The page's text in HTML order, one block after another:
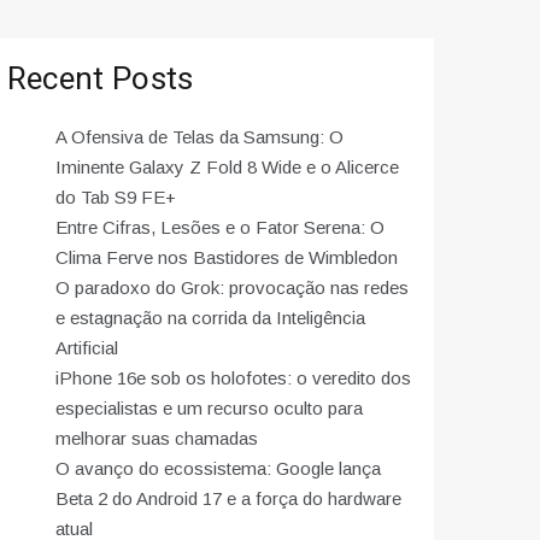
Recent Posts
A Ofensiva de Telas da Samsung: O
Iminente Galaxy Z Fold 8 Wide e o Alicerce
do Tab S9 FE+
Entre Cifras, Lesões e o Fator Serena: O
Clima Ferve nos Bastidores de Wimbledon
O paradoxo do Grok: provocação nas redes
e estagnação na corrida da Inteligência
Artificial
iPhone 16e sob os holofotes: o veredito dos
especialistas e um recurso oculto para
melhorar suas chamadas
O avanço do ecossistema: Google lança
Beta 2 do Android 17 e a força do hardware
atual